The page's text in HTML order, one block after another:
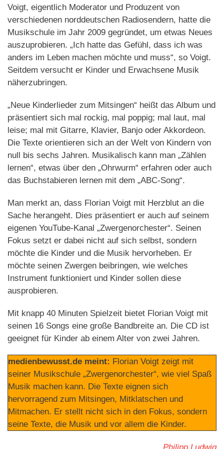
Voigt, eigentlich Moderator und Produzent von
verschiedenen norddeutschen Radiosendern, hatte die
Musikschule im Jahr 2009 gegründet, um etwas Neues
auszuprobieren. „Ich hatte das Gefühl, dass ich was
anders im Leben machen möchte und muss“, so Voigt.
Seitdem versucht er Kinder und Erwachsene Musik
näherzubringen.
„Neue Kinderlieder zum Mitsingen“ heißt das Album und
präsentiert sich mal rockig, mal poppig; mal laut, mal
leise; mal mit Gitarre, Klavier, Banjo oder Akkordeon.
Die Texte orientieren sich an der Welt von Kindern von
null bis sechs Jahren. Musikalisch kann man „Zählen
lernen“, etwas über den „Ohrwurm“ erfahren oder auch
das Buchstabieren lernen mit dem „ABC-Song“.
Man merkt an, dass Florian Voigt mit Herzblut an die
Sache herangeht. Dies präsentiert er auch auf seinem
eigenen YouTube-Kanal „Zwergenorchester“. Seinen
Fokus setzt er dabei nicht auf sich selbst, sondern
möchte die Kinder und die Musik hervorheben. Er
möchte seinen Zwergen beibringen, wie welches
Instrument funktioniert und Kinder sollen diese
ausprobieren.
Mit knapp 40 Minuten Spielzeit bietet Florian Voigt mit
seinen 16 Songs eine große Bandbreite an. Die CD ist
geeignet für Kinder ab einem Alter von zwei Jahren.
medienbewusst.de meint: Florian Voigt zeigt mit
seiner Musikschule „Zwergenorchester“, wie viel Spaß
Musik machen kann. Die Texte eignen sich
hervorragend zum Mitsingen, Mitklatschen und
Mitmachen. Er stellt nicht sich in den Fokus, sondern
seine Texte, die Musik und vor allem die Kinder.